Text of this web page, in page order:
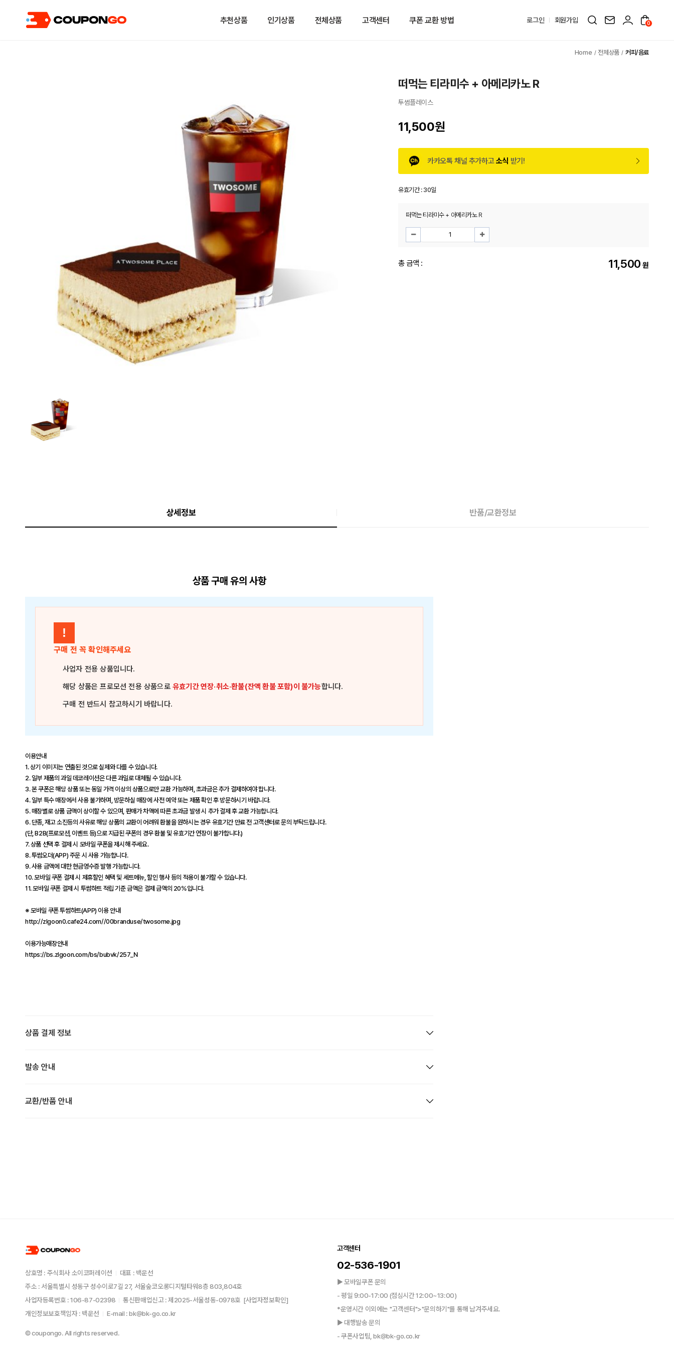
추천상품 인기상품 전체상품 고객센터 쿠폰 교환 방법 로그인 회원가입 0
전체상품 커피/음료
떠먹는 티라미수 + 아메리카노 R
투썸플레이스
11,500원
카카오톡 채널 추가하고소식 받기!
유효기간 :30일
떠먹는 티라미수 + 아메리카노 R
총 금액 : 11,500 원
상세정보 반품/교환정보
상품 구매 유의 사항
!
구매 전 꼭 확인해주세요
사업자 전용 상품입니다.
해당 상품은프로모션 전용 상품으로유효기간 연장·취소·환불(잔액 환불 포함)이 불가능합니다.
구매 전 반드시 참고하시기 바랍니다.
이용안내
1. 상기 이미지는 연출된 것으로 실제와 다를 수 있습니다.
2. 일부 제품의 과일 데코레이션은 다른 과일로 대체될 수 있습니다.
3. 본 쿠폰은 해당 상품 또는 동일 가격 이상의 상품으로만 교환 가능하며, 초과금은 추가 결제하여야 합니다.
4. 일부 특수 매장에서 사용 불가하며, 방문하실 매장에 사전 예약 또는 제품 확인 후 방문하시기 바랍니다.
5. 매장별로 상품 금액이 상이할 수 있으며, 판매가 차액에 따른 초과금 발생 시 추가 결제 후 교환 가능합니다.
6. 단종, 재고 소진등의 사유로 해당 상품의 교환이 어려워 환불을 원하시는 경우 유효기간 만료 전 고객센터로 문의 부탁드립니다.
(단, B2B(프로모션, 이벤트 등)으로 지급된 쿠폰의 경우 환불 및 유효기간 연장이 불가합니다.)
7. 상품 선택 후 결제 시 모바일 쿠폰을 제시해 주세요.
8. 투썸오더(APP) 주문 시 사용 가능합니다.
9. 사용 금액에 대한 현금영수증 발행 가능합니다.
10. 모바일 쿠폰 결제 시 제휴할인 혜택 및 세트메뉴, 할인 행사 등의 적용이 불가할 수 있습니다.
11. 모바일 쿠폰 결제 시 투썸하트 적립 기준 금액은 결제 금액의 20%입니다.
※ 모바일 쿠폰 투썸하트(APP) 이용 안내
http://zlgoon0.cafe24.com//00branduse/twosome.jpg
이용가능매장안내
https://bs.zlgoon.com/bs/bubvk/257_N
상품 결제 정보
발송 안내
교환/반품 안내
상호명 : 주식회사 소이코퍼레이션
대표 : 백운선
주소 : 서울특별시 성동구 성수이로7길 27, 서울숲코오롱디지털타워8층 803,804호
사업자등록번호 : 106-87-02398
통신판매업신고 : 제2025-서울성동-0978호 [사업자정보확인]
개인정보보호책임자 : 백운선
E-mail : bk@bk-go.co.kr
© coupongo. All rights reserved.
고객센터
02-536-1901
▶ 모바일쿠폰 문의
- 평일 9:00-17:00 (점심시간 12:00~13:00)
*운영시간 이외에는 "고객센터">"문의하기"를 통해 남겨주세요.
▶ 대행발송 문의
- 쿠폰사업팀, bk@bk-go.co.kr